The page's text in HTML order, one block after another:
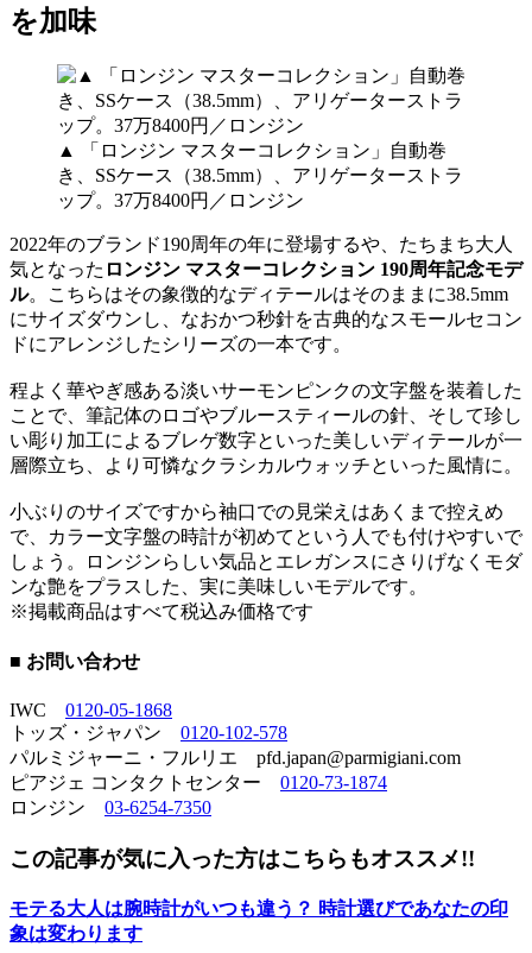
を加味
▲ 「ロンジン マスターコレクション」自動巻
き、SSケース（38.5mm）、アリゲーターストラ
ップ。37万8400円／ロンジン
2022年のブランド190周年の年に登場するや、たちまち大人
気となった ロンジン マスターコレクション 190周年記念モデ
ル。こちらはその象徴的なディテールはそのままに38.5mm
にサイズダウンし、なおかつ秒針を古典的なスモールセコン
ドにアレンジしたシリーズの一本です。
程よく華やぎ感ある淡いサーモンピンクの文字盤を装着した
ことで、筆記体のロゴやブルースティールの針、そして珍し
い彫り加工によるブレゲ数字といった美しいディテールが一
層際立ち、より可憐なクラシカルウォッチといった風情に。
小ぶりのサイズですから袖口での見栄えはあくまで控えめ
で、カラー文字盤の時計が初めてという人でも付けやすいで
しょう。ロンジンらしい気品とエレガンスにさりげなくモダ
ンな艶をプラスした、実に美味しいモデルです。
※掲載商品はすべて税込み価格です
■ お問い合わせ
IWC 0120-05-1868
トッズ・ジャパン 0120-102-578
パルミジャーニ・フルリエ pfd.japan@parmigiani.com
ピアジェ コンタクトセンター 0120-73-1874
ロンジン 03-6254-7350
この記事が気に入った方はこちらもオススメ!!
モテる大人は腕時計がいつも違う？ 時計選びであなたの印
象は変わります